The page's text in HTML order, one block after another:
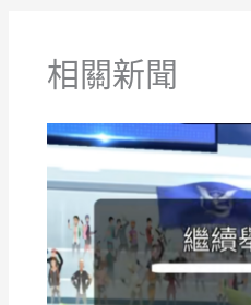
相關新聞